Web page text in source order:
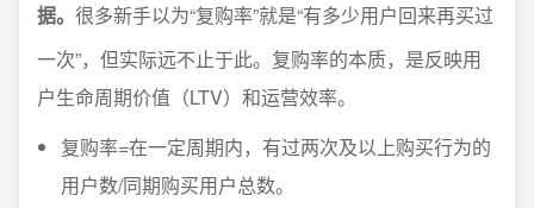
据。 很多新手以为“复购率”就是“有多少用户回来再买过
一次”，但实际远不止于此。复购率的本质，是反映用
户生命周期价值（LTV）和运营效率。
复购率=在一定周期内，有过两次及以上购买行为的
用户数/同期购买用户总数。